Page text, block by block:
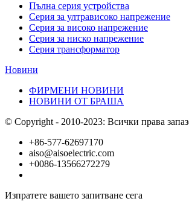
Пълна серия устройства
Серия за ултрависоко напрежение
Серия за високо напрежение
Серия за ниско напрежение
Серия трансформатор
Новини
ФИРМЕНИ НОВИНИ
НОВИНИ ОТ БРАША
© Copyright - 2010-2023: Всички права
+86-577-62697170
aiso@aisoelectric.com
+0086-13566272279
Изпратете вашето запитване сега